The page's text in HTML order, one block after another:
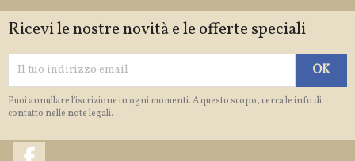
Ricevi le nostre novità e le offerte speciali
Puoi annullare l'iscrizione in ogni momenti. A questo scopo, cerca le info di
contatto nelle note legali.